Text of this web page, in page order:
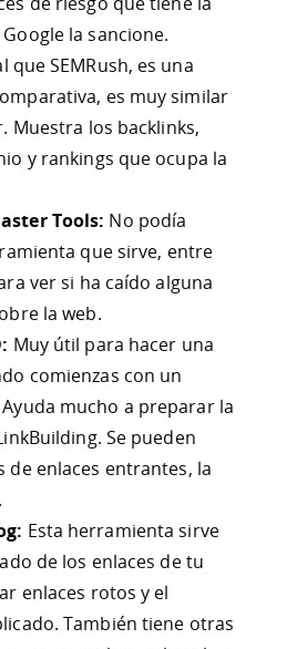
la sancione.
que SEMRush, es una
es muy similar
Muestra los backlinks,
y rankings que ocupa la
Tools: No podía
que sirve, entre
ver si ha caído alguna
la web.
Muy útil para hacer una
comienzas con un
Ayuda mucho a preparar la
Se pueden
de enlaces entrantes, la
Esta herramienta sirve
de los enlaces de tu
enlaces rotos y el
También tiene otras